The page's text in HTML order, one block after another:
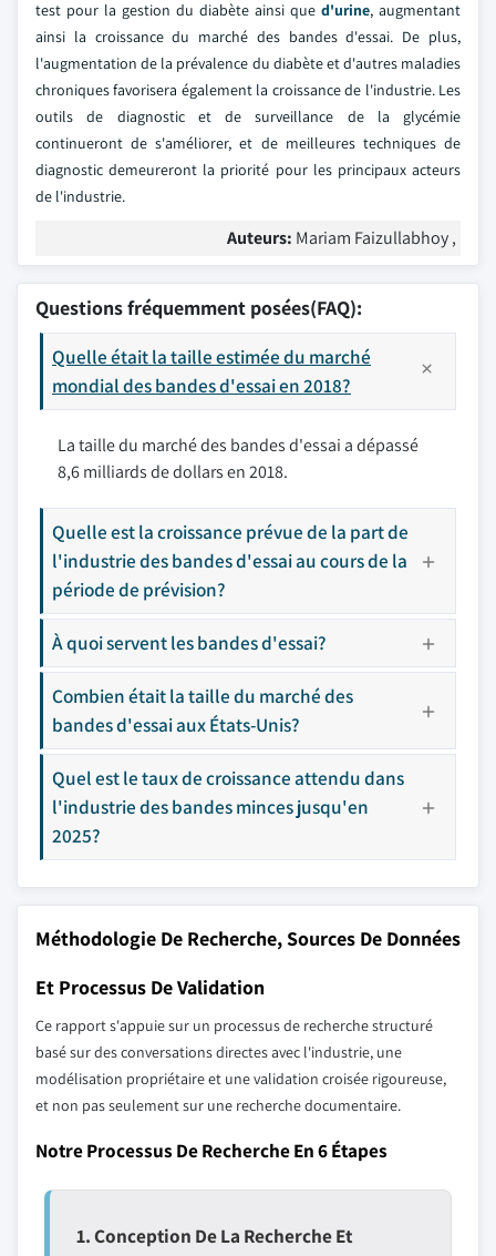
test pour la gestion du diabète ainsi que d'urine, augmentant
ainsi la croissance du marché des bandes d'essai. De plus,
l'augmentation de la prévalence du diabète et d'autres maladies
chroniques favorisera également la croissance de l'industrie. Les
outils de diagnostic et de surveillance de la glycémie
continueront de s'améliorer, et de meilleures techniques de
diagnostic demeureront la priorité pour les principaux acteurs
de l'industrie.
Auteurs: Mariam Faizullabhoy ,
Questions fréquemment posées(FAQ):
Quelle était la taille estimée du marché
mondial des bandes d'essai en 2018?
La taille du marché des bandes d'essai a dépassé
8,6 milliards de dollars en 2018.
Quelle est la croissance prévue de la part de
l'industrie des bandes d'essai au cours de la
période de prévision?
À quoi servent les bandes d'essai?
Combien était la taille du marché des
bandes d'essai aux États-Unis?
Quel est le taux de croissance attendu dans
l'industrie des bandes minces jusqu'en
2025?
Méthodologie De Recherche, Sources De Données
Et Processus De Validation
Ce rapport s'appuie sur un processus de recherche structuré
basé sur des conversations directes avec l'industrie, une
modélisation propriétaire et une validation croisée rigoureuse,
et non pas seulement sur une recherche documentaire.
Notre Processus De Recherche En 6 Étapes
1. Conception De La Recherche Et